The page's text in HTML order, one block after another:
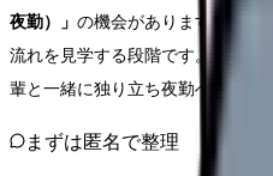
夜勤）」 の機会があります。先輩
流れを見学する段階です。シャド
輩と一緒に独り立ち夜勤へ進むの
まずは匿名で整理